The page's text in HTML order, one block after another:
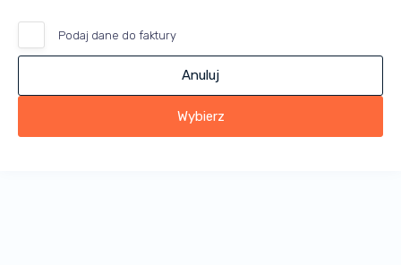
Podaj dane do faktury
Anuluj
Wybierz